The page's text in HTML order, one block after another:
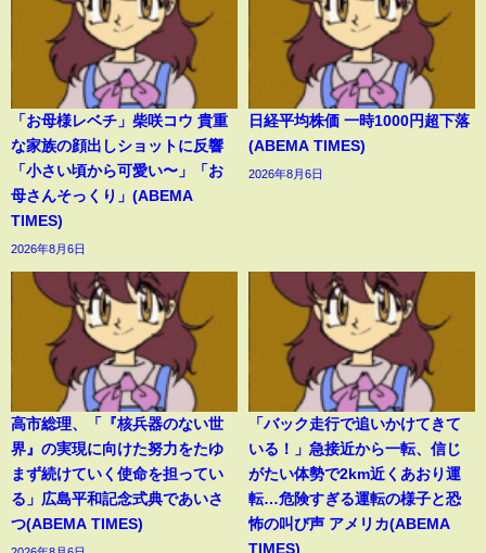
「お母様レベチ」柴咲コウ 貴重
な家族の顔出しショットに反響
「小さい頃から可愛い〜」「お
母さんそっくり」(ABEMA
TIMES)
2026年8月6日
日経平均株価 一時1000円超下落
(ABEMA TIMES)
2026年8月6日
高市総理、「『核兵器のない世
界』の実現に向けた努力をたゆ
まず続けていく使命を担ってい
る」広島平和記念式典であいさ
つ(ABEMA TIMES)
「バック走行で追いかけてきて
いる！」急接近から一転、信じ
がたい体勢で2km近くあおり運
転…危険すぎる運転の様子と恐
怖の叫び声 アメリカ(ABEMA
TIMES)